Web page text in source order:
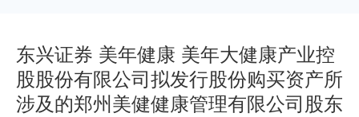
东兴证券 美年健康 美年大健康产业控
股股份有限公司拟发行股份购买资产所
涉及的郑州美健健康管理有限公司股东